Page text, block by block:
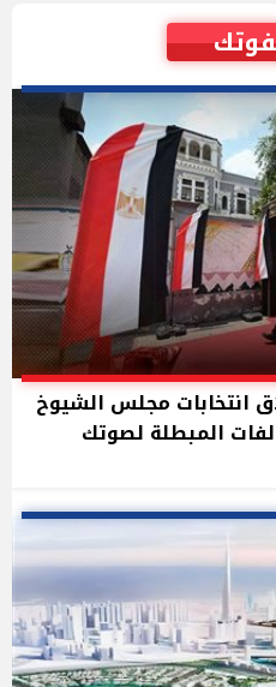
انتخابات مجلس الشيوخ
المبطلة لصوتك